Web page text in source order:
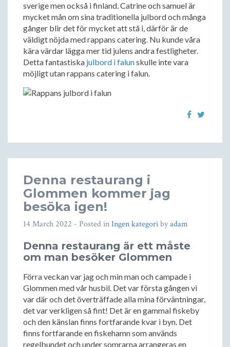
sverige men också i finland. Catrine och samuel är
mycket mån om sina traditionella julbord och många
gånger blir det för mycket att stå i, därför är de
väldigt nöjda med rappans catering. Nu kunde våra
kära värdar lägga mer tid julens andra festligheter.
Detta fantastiska julbord i falunskulle inte vara
möjligt utan rappans catering i falun.
Denna restaurang i
Glommen kommer jag
besöka igen!
14 March 2022 - Posted inIngen kategoribyadam
Denna restaurang är ett måste
om man besöker Glommen
Förra veckan var jag och min man och campade i
Glommen med vår husbil. Det var första gången vi
var där och det överträffade alla mina förväntningar,
det var verkligen så fint! Det är en gammal fiskeby
och den känslan finns fortfarande kvar i byn. Det
finns fortfarande en fiskehamn som används
regelbundet och under somrarna arrangeras en